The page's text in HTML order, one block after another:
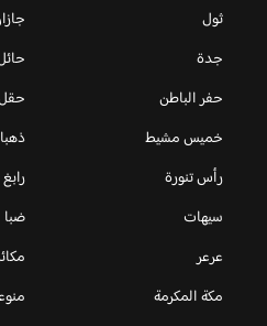
ثول
جدة
حفر الباطن
خميس مشيط
رأس تنورة
رابغ
سيهات
ضبا
عرعر
مكة المكرمة